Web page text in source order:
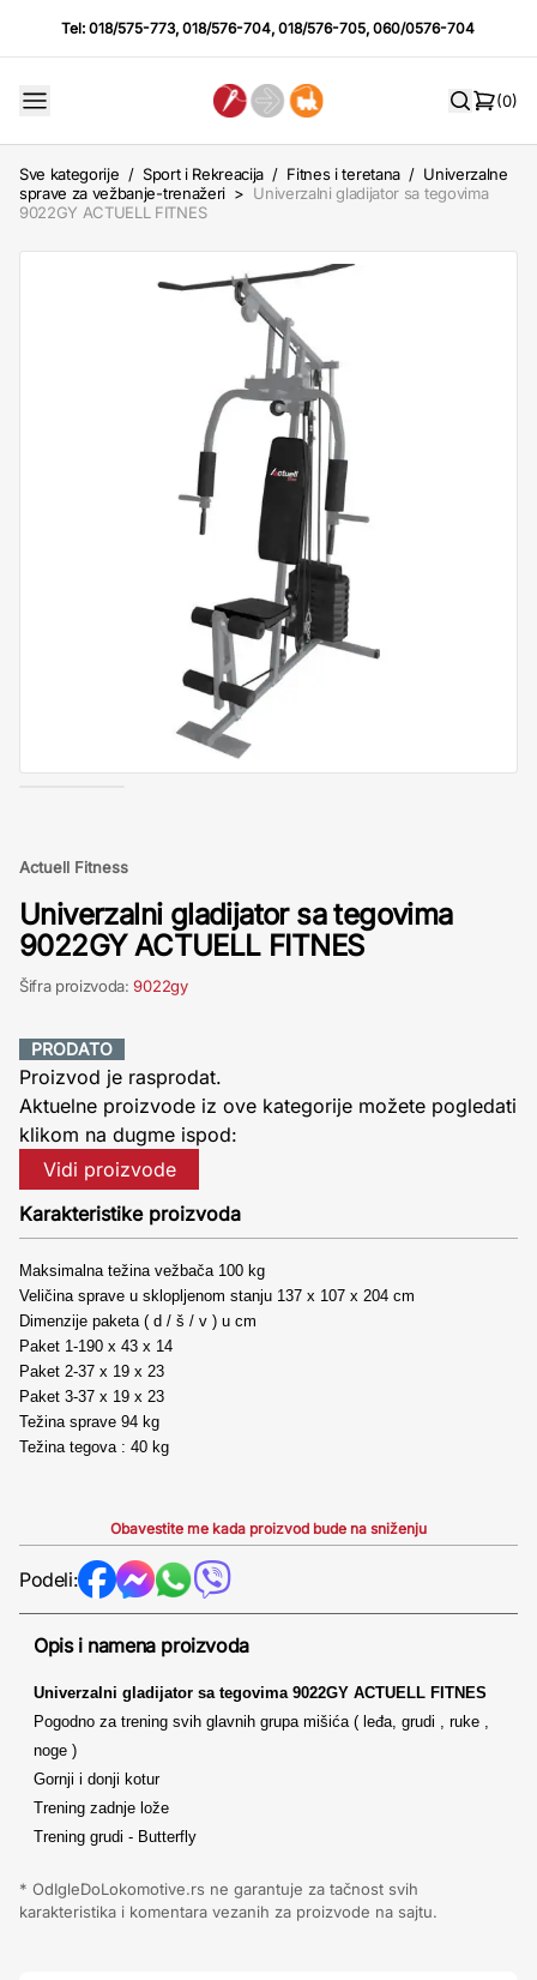
Tel:018/575-773,018/576-704,018/576-705,060/0576-704
(0)
Sve kategorije / Sport i Rekreacija / Fitnes i teretana / Univerzalne
sprave za vežbanje-trenažeri > Univerzalni gladijator sa tegovima
9022GY ACTUELL FITNES
Actuell Fitness
Univerzalni gladijator sa tegovima
9022GY ACTUELL FITNES
Šifra proizvoda:9022gy
PRODATO
Proizvod je rasprodat.
Aktuelne proizvode iz ove kategorije možete pogledati
klikom na dugme ispod:
Vidi proizvode
Karakteristike proizvoda
Maksimalna težina vežbača 100 kg
Veličina sprave u sklopljenom stanju 137 x 107 x 204 cm
Dimenzije paketa ( d / š / v ) u cm
Paket 1-190 x 43 x 14
Paket 2-37 x 19 x 23
Paket 3-37 x 19 x 23
Težina sprave 94 kg
Težina tegova : 40 kg
Obavestite me kada proizvod bude na sniženju
Podeli:
Opis i namena proizvoda
Univerzalni gladijator sa tegovima 9022GY ACTUELL FITNES
Pogodno za trening svih glavnih grupa mišića ( leđa, grudi , ruke ,
noge )
Gornji i donji kotur
Trening zadnje lože
Trening grudi - Butterfly
* OdIgleDoLokomotive.rs ne garantuje za tačnost svih
karakteristika i komentara vezanih za proizvode na sajtu.